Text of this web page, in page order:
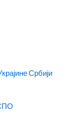
Србији